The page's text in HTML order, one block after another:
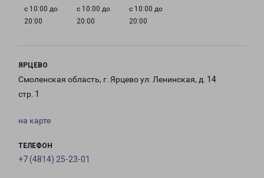
с 10:00 до
20:00
с 10:00 до
20:00
с 10:00 до
20:00
ЯРЦЕВО
Смоленская область, г. Ярцево ул. Ленинская, д. 14
стр. 1
на карте
ТЕЛЕФОН
+7 (4814) 25-23-01